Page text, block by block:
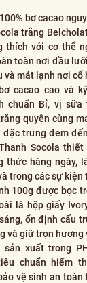
bơ cacao
trắng
thích với cơ thể
toàn nơi đầu
và mát lạnh nơi cổ
cacao cao và
chuẩn Bỉ, vị sữa
quyện cùng
đặc trưng đem
Socola
thức hàng ngày,
trong các sự kiện
100g được bọc
là hộp giấy
ổn định cấu
và giữ trọn hương
xuất trong
chuẩn hiếm
vệ sinh an toàn